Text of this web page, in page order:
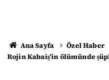
Ana Sayfa Özel Haber
Rojin Kabaiş'in ölümünde